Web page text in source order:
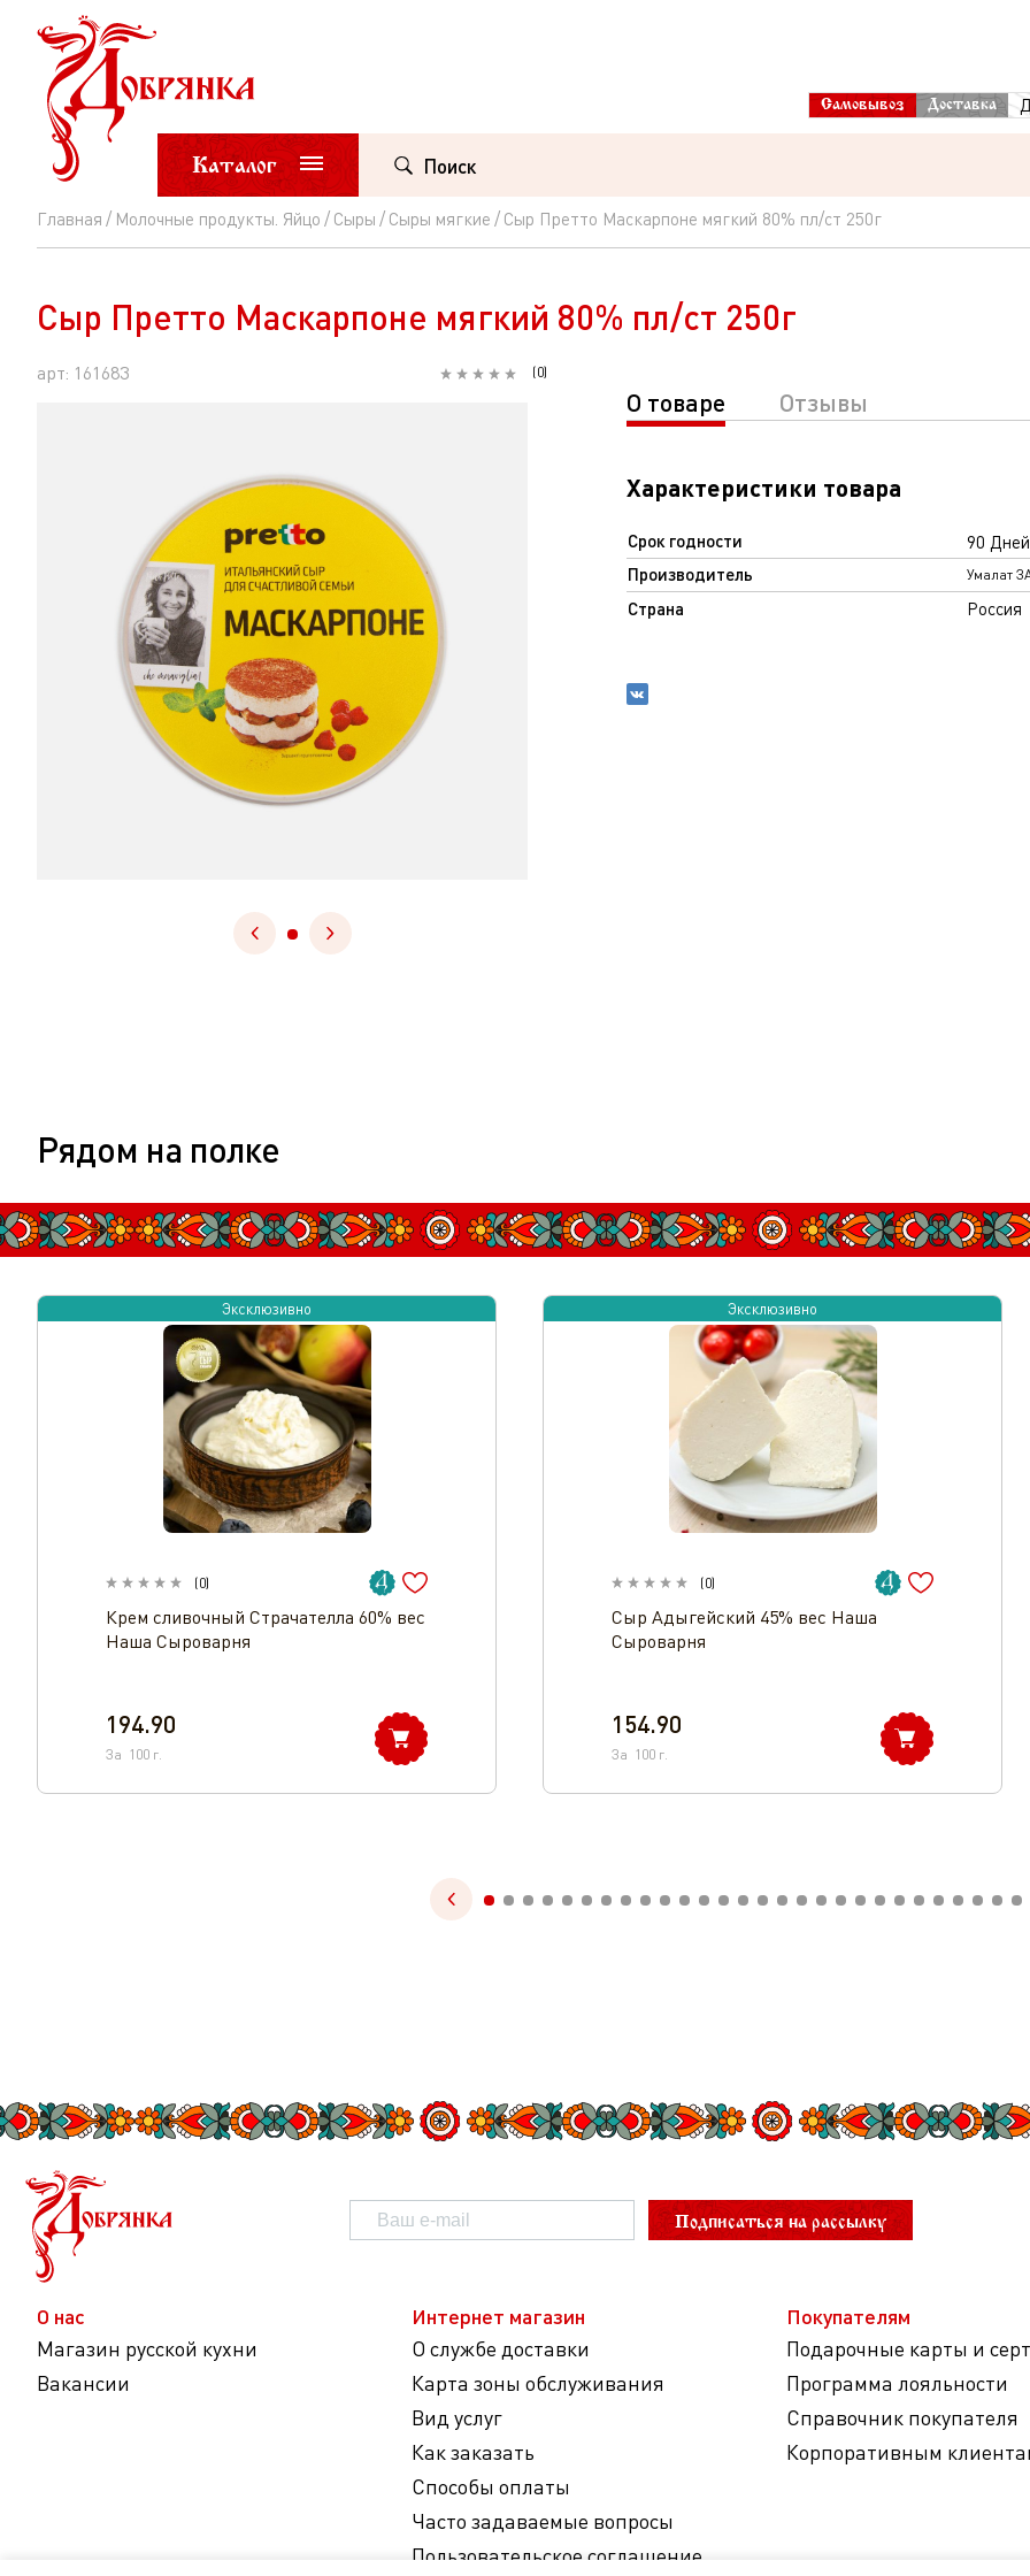
Самовывоз Доставка
Каталог Поиск
Главная Молочные продукты. Яйцо Сыры Сыры мягкие Сыр Претто Маскарпоне мягкий 80% пл/ст 250г
Сыр
Претто
Маскарпоне
мягкий
Сыр Претто Маскарпоне мягкий 80% пл/ст 250г
арт: 161683 (0)
О товаре Отзывы
Характеристики товара
Срок годности 90 Дней
Производитель Умалат
Страна Россия
Рядом на полке
Эксклюзивно
(0)
Крем cливочный Страчателла 60% вес
Наша Сыроварня
194.90
За 100 г.
Эксклюзивно
(0)
Сыр Адыгейский 45% вес Наша
Сыроварня
154.90
За 100 г.
Подписаться на рассылку
О нас
Магазин русской кухни
Вакансии
Интернет магазин
О службе доставки
Карта зоны обслуживания
Вид услуг
Как заказать
Способы оплаты
Часто задаваемые вопросы
Пользовательское соглашение
Покупателям
Подарочные карты и
Программа лояльности
Справочник покупателя
Корпоративным